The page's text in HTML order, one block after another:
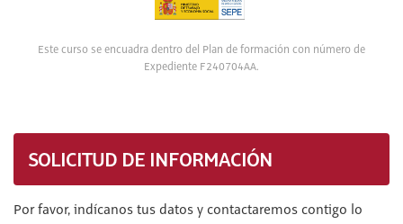
Este curso se encuadra dentro del Plan de formación con número de
Expediente F240704AA.
SOLICITUD DE INFORMACIÓN
Por favor, indícanos tus datos y contactaremos contigo lo